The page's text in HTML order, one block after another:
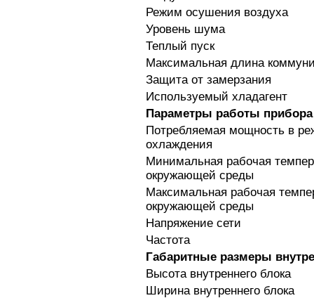
Режим осушения воздуха
Уровень шума
Теплый пуск
Максимальная длина
Защита от замерзания
Используемый хладагент
Параметры работы прибора
Потребляемая мощность в
охлаждения
Минимальная рабочая
окружающей среды
Максимальная рабочая
окружающей среды
Напряжение сети
Частота
Габаритные размеры
Высота внутреннего блока
Ширина внутреннего блока